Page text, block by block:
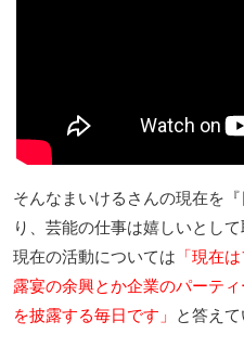
そんなまいけるさんの現在を
り、芸能の仕事は嬉しいとし
現在の活動については 「現在
露宴の余興とか企業のパーテ
を披露する毎日です」
と答えて